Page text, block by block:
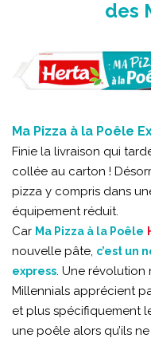
des
Ma Pizza à la Poêle
Finie la livraison qui
collée au carton !
pizza y compris dans
équipement réduit.
Car Ma Pizza à la Poêle
nouvelle pâte, c’est un
express. Une révolution
Millennials apprécient
et plus spécifiquement
une poêle alors qu’ils